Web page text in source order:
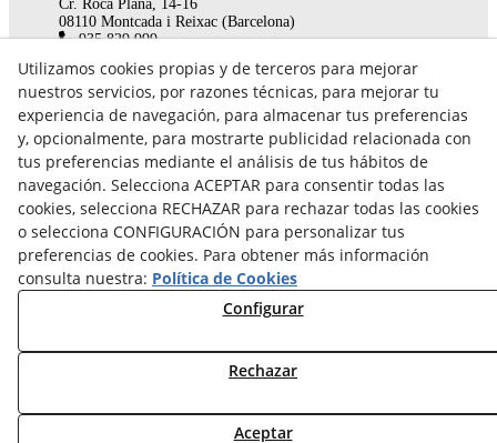
Cr. Roca Plana, 14-16
08110 Montcada i Reixac (Barcelona)
935 829 999
© 08/2026 FUNDACIÓ PRIVADA ENGRUNES - Todos los
derechos reservados.
Utilizamos cookies propias y de terceros para mejorar
nuestros servicios, por razones técnicas, para mejorar tu
experiencia de navegación, para almacenar tus preferencias
y, opcionalmente, para mostrarte publicidad relacionada con
tus preferencias mediante el análisis de tus hábitos de
navegación. Selecciona ACEPTAR para consentir todas las
cookies, selecciona RECHAZAR para rechazar todas las cookies
o selecciona CONFIGURACIÓN para personalizar tus
preferencias de cookies. Para obtener más información
consulta nuestra: Política de Cookies
Configurar
Rechazar
Aceptar